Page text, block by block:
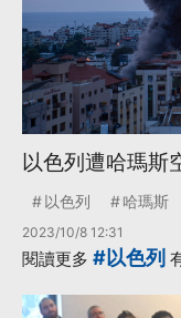
以色列遭哈瑪斯
以色列 哈瑪斯
2023/10/8 12:31
閱讀更多 #以色列